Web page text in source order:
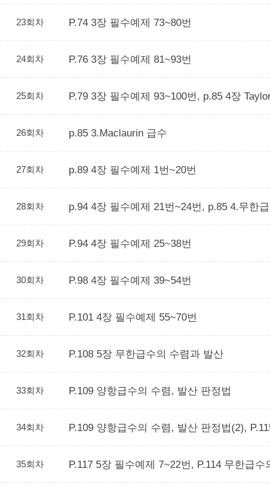
23회차 P.74 3장 필수예제 73~80번
24회차 P.76 3장 필수예제 81~93번
25회차 P.79 3장 필수예제 93~100번, p.85 4장
26회차 p.85 3.Maclaurin 급수
27회차 p.89 4장 필수예제 1번~20번
28회차 p.94 4장 필수예제 21번~24번, p.85 4.무한
29회차 P.94 4장 필수예제 25~38번
30회차 P.98 4장 필수예제 39~54번
31회차 P.101 4장 필수예제 55~70번
32회차 P.108 5장 무한급수의 수렴과 발산
33회차 P.109 양항급수의 수렴, 발산 판정법
34회차 P.109 양항급수의 수렴, 발산 판정법(2),
35회차 P.117 5장 필수예제 7~22번, P.114 무한급